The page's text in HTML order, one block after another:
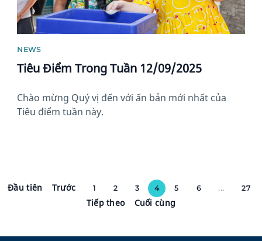
NEWS
Tiêu Điểm Trong Tuần 12/09/2025
Chào mừng Quý vị đến với ấn bản mới nhất của
Tiêu điểm tuần này.
Đầu tiên Trước 1 2 3 4 5 6 ... 27
Tiếp theo Cuối cùng